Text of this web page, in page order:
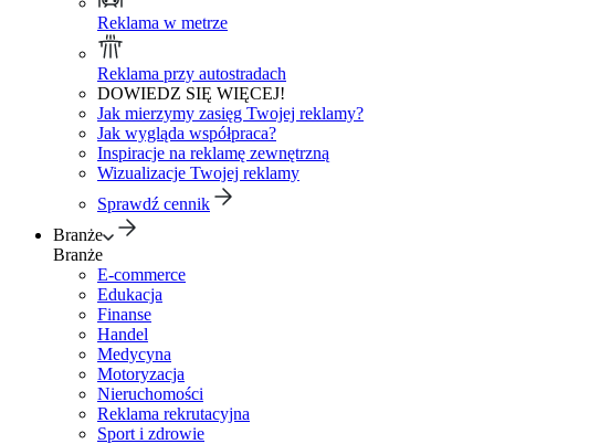
Reklama w metrze
Reklama przy autostradach
DOWIEDZ SIĘ WIĘCEJ!
Jak mierzymy zasięg Twojej reklamy?
Jak wygląda współpraca?
Inspiracje na reklamę zewnętrzną
Wizualizacje Twojej reklamy
Sprawdź cennik
Branże
Branże
E-commerce
Edukacja
Finanse
Handel
Medycyna
Motoryzacja
Nieruchomości
Reklama rekrutacyjna
Sport i zdrowie